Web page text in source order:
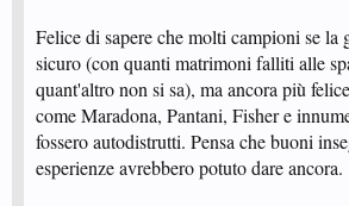
Felice di sapere che molti campioni se la
sicuro (con quanti matrimoni falliti alle
quant'altro non si sa), ma ancora più
come Maradona, Pantani, Fisher e
fossero autodistrutti. Pensa che buoni
esperienze avrebbero potuto dare ancora.